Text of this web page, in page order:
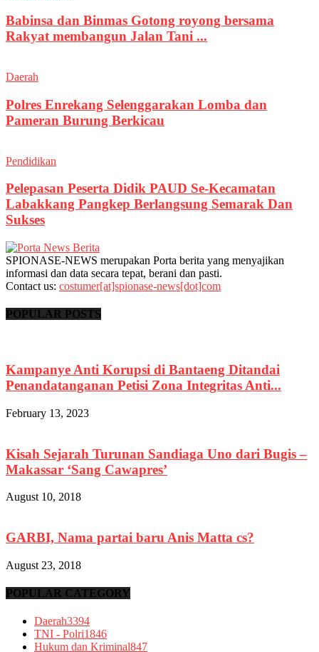
Babinsa dan Binmas Gotong royong bersama
Rakyat membangun Jalan Tani ...
Daerah
Polres Enrekang Selenggarakan Lomba dan
Pameran Burung Berkicau
Pendidikan
Pelepasan Peserta Didik PAUD Se-Kecamatan
Labakkang Pangkep Berlangsung Semarak Dan
Sukses
SPIONASE-NEWS merupakan Porta berita yang menyajikan
informasi dan data secara tepat, berani dan pasti.
Contact us: costumer[at]spionase-news[dot]com
POPULAR POSTS
Kampanye Anti Korupsi di Bantaeng Ditandai
Penandatanganan Petisi Zona Integritas Anti...
February 13, 2023
Kisah Sejarah Turunan Sandiaga Uno dari Bugis –
Makassar ‘Sang Cawapres’
August 10, 2018
GARBI, Nama partai baru Anis Matta cs?
August 23, 2018
POPULAR CATEGORY
Daerah3394
TNI - Polri1846
Hukum dan Kriminal847